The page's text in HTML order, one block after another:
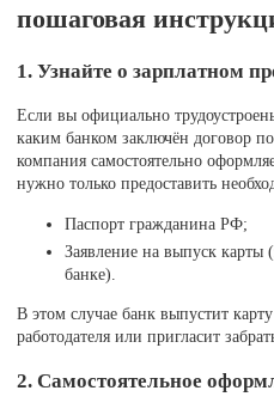
пошаговая
1. Узнайте о зарплатном
Если вы официально
каким банком заключён договор
компания самостоятельно
нужно только предоставить
Паспорт гражданина РФ;
Заявление на выпуск карты
банке).
В этом случае банк выпустит
работодателя или пригласит
2. Самостоятельное